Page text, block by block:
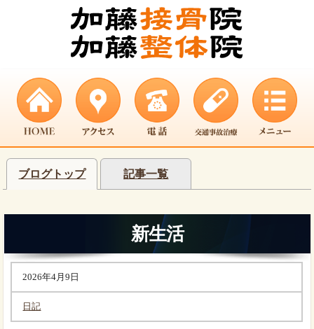
ブログトップ 記事一覧
新生活
2026年4月9日
日記